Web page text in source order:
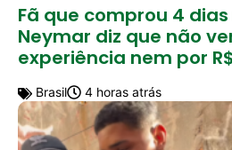
Fã que comprou 4
Neymar diz que não
experiência nem por
Brasil 4 horas atrás